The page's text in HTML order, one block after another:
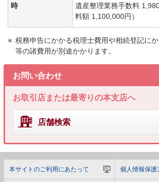
時
遺産整理業務手数料
料額 1,100,000円）
税務申告にかかる税理士費用や相続登記に
等の諸費用が別途かかります。
お問い合わせ
お取引店または最寄りの本支店へ
店舗検索
本サイトのご利用にあたって 個人情報保護